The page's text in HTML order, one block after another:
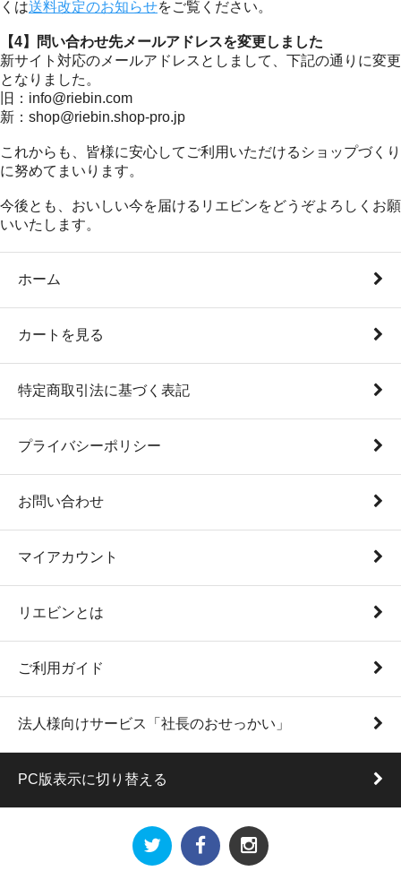
くは送料改定のお知らせをご覧ください。
【4】問い合わせ先メールアドレスを変更しました
新サイト対応のメールアドレスとしまして、下記の通りに変更
となりました。
旧：info@riebin.com
新：shop@riebin.shop-pro.jp
これからも、皆様に安心してご利用いただけるショップづくり
に努めてまいります。
今後とも、おいしい今を届けるリエビンをどうぞよろしくお願
いいたします。
ホーム
カートを見る
特定商取引法に基づく表記
プライバシーポリシー
お問い合わせ
マイアカウント
リエビンとは
ご利用ガイド
法人様向けサービス「社長のおせっかい」
PC版表示に切り替える